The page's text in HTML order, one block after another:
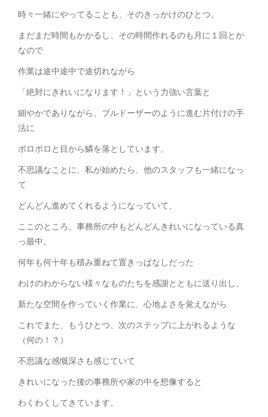
時々一緒にやってることも、そのきっかけのひとつ。
まだまだ時間もかかるし、その時間作れるのも月に１回とか
なので
作業は途中途中で途切れながら
「絶対にきれいになります！」という力強い言葉と
細やかでありながら、ブルドーザーのように進む片付けの手
法に
ボロボロと目から鱗を落としています。
不思議なことに、私が始めたら、他のスタッフも一緒になっ
て
どんどん進めてくれるようになっていて、
ここのところ、事務所の中もどんどんきれいになっている真
っ最中。
何年も何十年も積み重ねて置きっぱなしだった
わけのわからない様々なものたちを感謝とともに送り出し、
新たな空間を作っていく作業に、心地よさを覚えながら
これでまた、もうひとつ、次のステップに上がれるような
（何の！？）
不思議な感慨深さも感じていて
きれいになった後の事務所や家の中を想像すると
わくわくしてきています。